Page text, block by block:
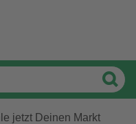
jetzt Deinen Markt